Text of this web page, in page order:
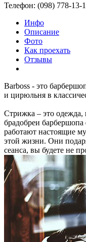
Телефон: (098) 778-13-
Инфо
Описание
Фото
Как проехать
Отзывы
Barboss - это
и цирюльня в
Стрижка – это
брадобреи барбершопа
работают настоящие
этой жизни. Они
сеанса, вы будете не